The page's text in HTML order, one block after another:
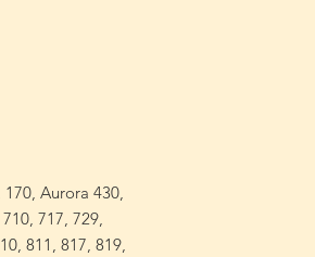
170, Aurora 430,
717, 729,
811, 817, 819,